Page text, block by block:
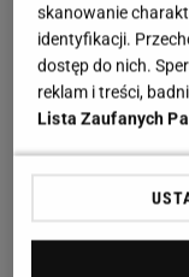
skanowanie
identyfikacji.
dostęp do nich.
reklam i treści,
Lista Zaufanych